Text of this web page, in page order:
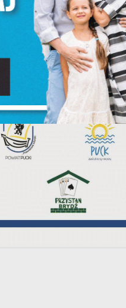
Niezbędne pliki cookies służą
internetowej i umożliwiają Ci
nas usług.
Pliki cookies odpowiadają na
m.in. dostosowania Twoich
wypełniania formularzy. Dzięki
działać bez zakłóceń.
Funkcjonalne i
Tego typu pliki cookies
wprowadzonych przez Ciebie
funkcjonalności czy
Dzięki tym plikom cookies
z funkcjonalności naszej strony
indywidualnych preferencji.
personalizacyjne pliki cookies
Więcej
Analityczne pliki cookies